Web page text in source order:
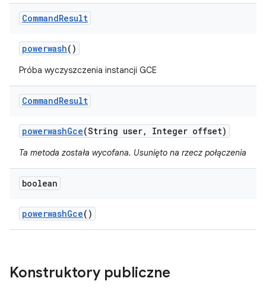
CommandResult
powerwash()
Próba wyczyszczenia instancji GCE
CommandResult
powerwashGce(String user, Integer offset)
Ta metoda została wycofana. Usunięto na rzecz połączenia
boolean
powerwashGce()
Konstruktory publiczne